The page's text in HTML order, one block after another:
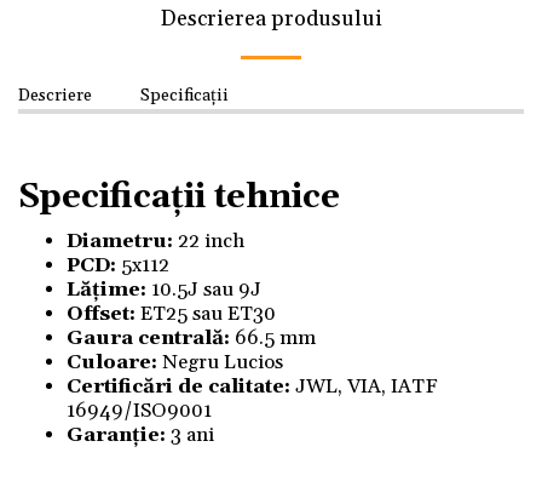
Descrierea produsului
Descriere Specificații
Specificații tehnice
Diametru: 22 inch
PCD: 5x112
Lățime: 10.5J sau 9J
Offset: ET25 sau ET30
Gaura centrală: 66.5 mm
Culoare: Negru Lucios
Certificări de calitate: JWL, VIA, IATF
16949/ISO9001
Garanție: 3 ani